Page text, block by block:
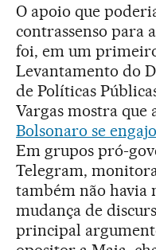
O apoio que
contrassenso para
foi, em um
Levantamento do
de Políticas
Vargas mostra que
Bolsonaro se
Em grupos pró-
Telegram,
também não havia
mudança de
principal